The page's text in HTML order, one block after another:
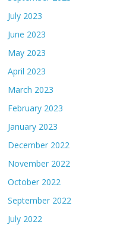
July 2023
June 2023
May 2023
April 2023
March 2023
February 2023
January 2023
December 2022
November 2022
October 2022
September 2022
July 2022